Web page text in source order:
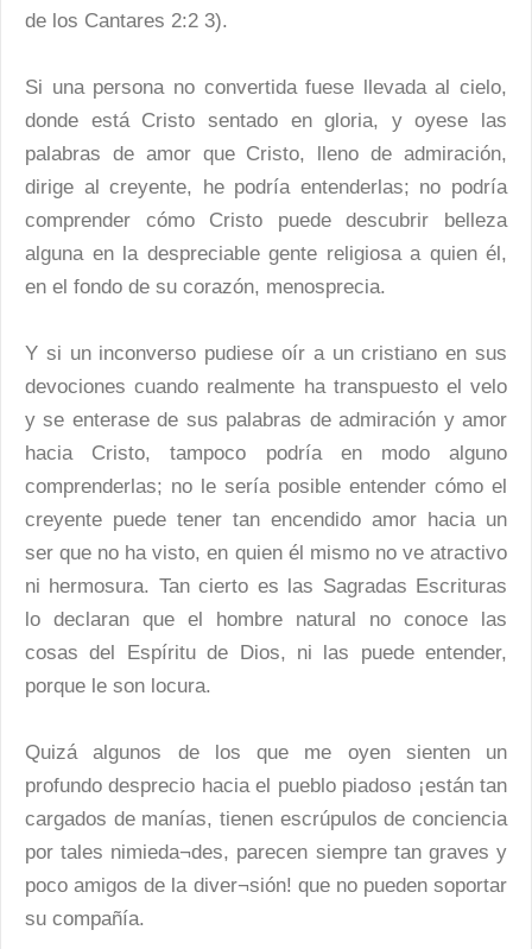
de los Cantares 2:2 3).
Si una persona no convertida fuese llevada al cielo,
donde está Cristo sentado en gloria, y oyese las
palabras de amor que Cristo, lleno de admiración,
dirige al creyente, he podría entenderlas; no podría
comprender cómo Cristo puede descubrir belleza
alguna en la despreciable gente religiosa a quien él,
en el fondo de su corazón, menosprecia.
Y si un inconverso pudiese oír a un cristiano en sus
devociones cuando realmente ha transpuesto el velo
y se enterase de sus palabras de admiración y amor
hacia Cristo, tampoco podría en modo alguno
comprenderlas; no le sería posible entender cómo el
creyente puede tener tan encendido amor hacia un
ser que no ha visto, en quien él mismo no ve atractivo
ni hermosura. Tan cierto es las Sagradas Escrituras
lo declaran que el hombre natural no conoce las
cosas del Espíritu de Dios, ni las puede entender,
porque le son locura.
Quizá algunos de los que me oyen sienten un
profundo desprecio hacia el pueblo piadoso ¡están tan
cargados de manías, tienen escrúpulos de conciencia
por tales nimieda¬des, parecen siempre tan graves y
poco amigos de la diver¬sión! que no pueden soportar
su compañía.